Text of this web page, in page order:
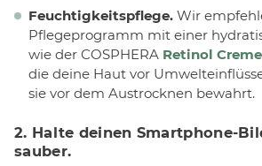
Feuchtigkeitspflege. Wir
Pflegeprogramm mit einer
wie der COSPHERA Retinol Creme
die deine Haut vor
sie vor dem Austrocknen bewahrt.
2. Halte deinen Smartphone-
sauber.